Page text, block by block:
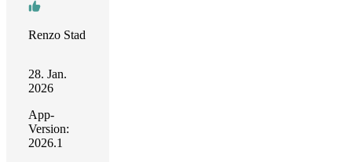
Renzo Stad
28. Jan.
2026
App-
Version:
2026.1